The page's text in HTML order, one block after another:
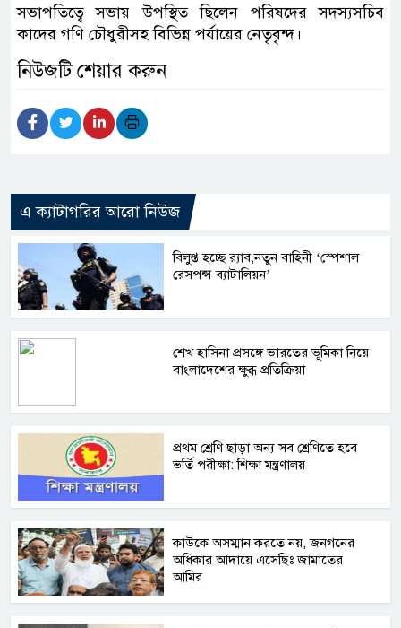
সভাপতিত্বে সভায় উপস্থিত ছিলেন পরিষদের সদস্যসচিব
কাদের গণি চৌধুরীসহ বিভিন্ন পর্যায়ের নেতৃবৃন্দ।
নিউজটি শেয়ার করুন
এ ক্যাটাগরির আরো নিউজ
বিলুপ্ত হচ্ছে র‍্যাব,নতুন বাহিনী ‘স্পেশাল
রেসপন্স ব্যাটালিয়ন’
শেখ হাসিনা প্রসঙ্গে ভারতের ভূমিকা নিয়ে
বাংলাদেশের ক্ষুব্ধ প্রতিক্রিয়া
প্রথম শ্রেণি ছাড়া অন্য সব শ্রেণিতে হবে
ভর্তি পরীক্ষা: শিক্ষা মন্ত্রণালয়
কাউকে অসম্মান করতে নয়, জনগনের
অধিকার আদায়ে এসেছিঃ জামাতের
আমির